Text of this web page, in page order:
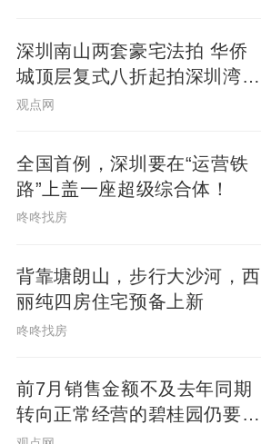
深圳南山两套豪宅法拍 华侨
城顶层复式八折起拍深圳湾住
宅1334.98万起
观点网
全国首例，深圳要在“运营铁
路”上盖一座超级综合体！
咚咚找房
背靠塘朗山，步行大沙河，西
丽纯四房住宅预备上新
咚咚找房
前7月销售金额不及去年同期
转向正常经营的碧桂园仍要面
对难题